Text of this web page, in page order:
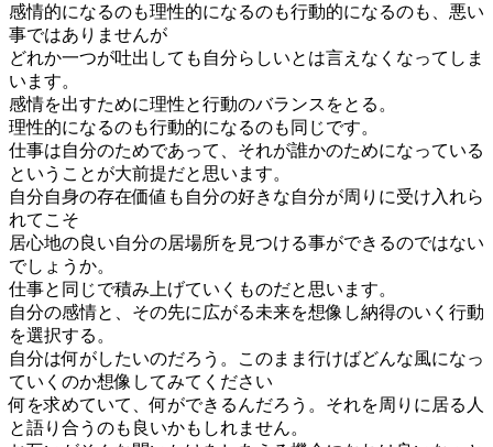
感情的になるのも理性的になるのも行動的になるのも、悪い
事ではありませんが
どれか一つが吐出しても自分らしいとは言えなくなってしま
います。
感情を出すために理性と行動のバランスをとる。
理性的になるのも行動的になるのも同じです。
仕事は自分のためであって、それが誰かのためになっている
ということが大前提だと思います。
自分自身の存在価値も自分の好きな自分が周りに受け入れら
れてこそ
居心地の良い自分の居場所を見つける事ができるのではない
でしょうか。
仕事と同じで積み上げていくものだと思います。
自分の感情と、その先に広がる未来を想像し納得のいく行動
を選択する。
自分は何がしたいのだろう。このまま行けばどんな風になっ
ていくのか想像してみてください
何を求めていて、何ができるんだろう。それを周りに居る人
と語り合うのも良いかもしれません。